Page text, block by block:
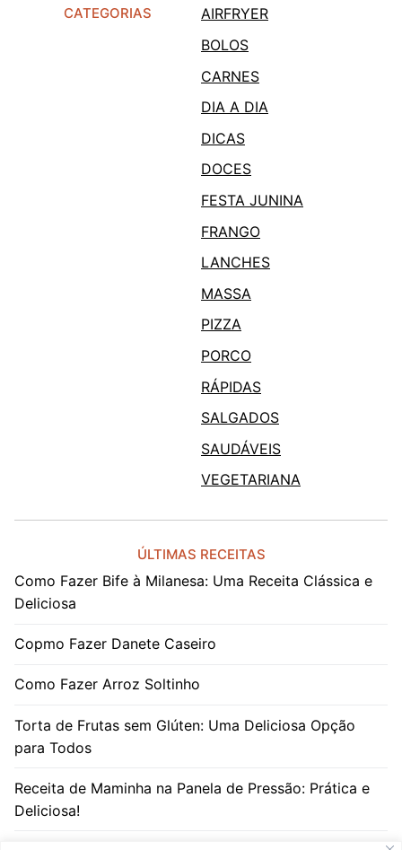
CATEGORIAS
AIRFRYER
BOLOS
CARNES
DIA A DIA
DICAS
DOCES
FESTA JUNINA
FRANGO
LANCHES
MASSA
PIZZA
PORCO
RÁPIDAS
SALGADOS
SAUDÁVEIS
VEGETARIANA
ÚLTIMAS RECEITAS
Como Fazer Bife à Milanesa: Uma Receita Clássica e
Deliciosa
Copmo Fazer Danete Caseiro
Como Fazer Arroz Soltinho
Torta de Frutas sem Glúten: Uma Deliciosa Opção
para Todos
Receita de Maminha na Panela de Pressão: Prática e
Deliciosa!